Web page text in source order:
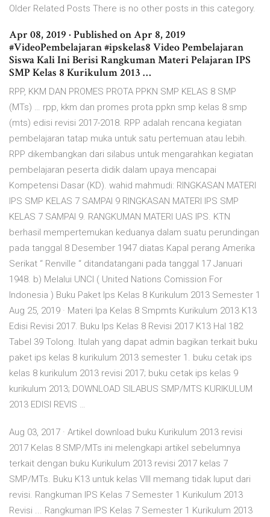
Older Related Posts There is no other posts in this category.
Apr 08, 2019 · Published on Apr 8, 2019
#VideoPembelajaran #ipskelas8 Video Pembelajaran
Siswa Kali Ini Berisi Rangkuman Materi Pelajaran IPS
SMP Kelas 8 Kurikulum 2013 …
RPP, KKM DAN PROMES PROTA PPKN SMP KELAS 8 SMP
(MTs) … rpp, kkm dan promes prota ppkn smp kelas 8 smp
(mts) edisi revisi 2017-2018. RPP adalah rencana kegiatan
pembelajaran tatap muka untuk satu pertemuan atau lebih.
RPP dikembangkan dari silabus untuk mengarahkan kegiatan
pembelajaran peserta didik dalam upaya mencapai
Kompetensi Dasar (KD). wahid mahmudi: RINGKASAN MATERI
IPS SMP KELAS 7 SAMPAI 9 RINGKASAN MATERI IPS SMP
KELAS 7 SAMPAI 9. RANGKUMAN MATERI UAS IPS. KTN
berhasil mempertemukan keduanya dalam suatu perundingan
pada tanggal 8 Desember 1947 diatas Kapal perang Amerika
Serikat “ Renville “ ditandatangani pada tanggal 17 Januari
1948. b) Melalui UNCI ( United Nations Comission For
Indonesia ) Buku Paket Ips Kelas 8 Kurikulum 2013 Semester 1
Aug 25, 2019 · Materi Ipa Kelas 8 Smpmts Kurikulum 2013 K13
Edisi Revisi 2017. Buku Ips Kelas 8 Revisi 2017 K13 Hal 182
Tabel 39 Tolong. Itulah yang dapat admin bagikan terkait buku
paket ips kelas 8 kurikulum 2013 semester 1. buku cetak ips
kelas 8 kurikulum 2013 revisi 2017; buku cetak ips kelas 9
kurikulum 2013; DOWNLOAD SILABUS SMP/MTS KURIKULUM
2013 EDISI REVIS …
Aug 03, 2017 · Artikel download buku Kurikulum 2013 revisi
2017 Kelas 8 SMP/MTs ini melengkapi artikel sebelumnya
terkait dengan buku Kurikulum 2013 revisi 2017 kelas 7
SMP/MTs. Buku K13 untuk kelas VIII memang tidak luput dari
revisi. Rangkuman IPS Kelas 7 Semester 1 Kurikulum 2013
Revisi ... Rangkuman IPS Kelas 7 Semester 1 Kurikulum 2013